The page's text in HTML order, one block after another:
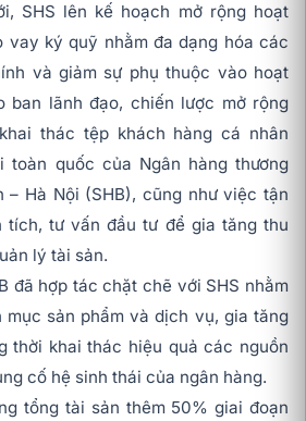
SHS lên kế hoạch mở rộng hoạt
vay ký quỹ nhằm đa dạng hóa các
và giảm sự phụ thuộc vào hoạt
ban lãnh đạo, chiến lược mở rộng
thác tệp khách hàng cá nhân
toàn quốc của Ngân hàng thương
– Hà Nội (SHB), cũng như việc tận
tích, tư vấn đầu tư để gia tăng thu
lý tài sản.
đã hợp tác chặt chẽ với SHS nhằm
mục sản phẩm và dịch vụ, gia tăng
thời khai thác hiệu quả các nguồn
cố hệ sinh thái của ngân hàng.
tổng tài sản thêm 50% giai đoạn